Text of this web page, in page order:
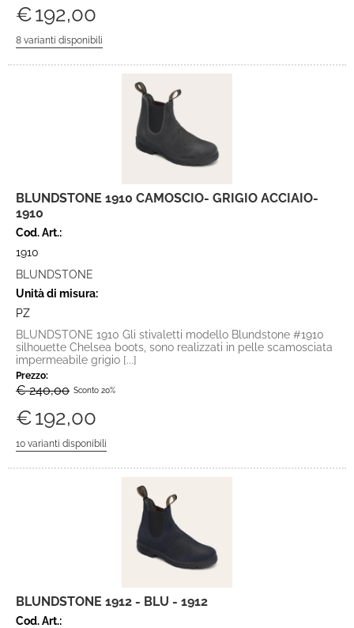
€192,00
BLUNDSTONE 1910 CAMOSCIO- GRIGIO ACCIAIO-
1910
Cod. Art.:
1910
BLUNDSTONE
Unità di misura:
PZ
BLUNDSTONE 1910 Gli stivaletti modello Blundstone #1910
silhouette Chelsea boots, sono realizzati in pelle scamosciata
impermeabile grigio [...]
Prezzo:
€ 240,00 Sconto 20%
€192,00
BLUNDSTONE 1912 - BLU - 1912
Cod. Art.: